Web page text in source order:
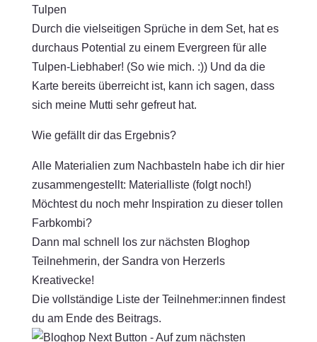
Durch die vielseitigen Sprüche in dem Set, hat es
durchaus Potential zu einem Evergreen für alle
Tulpen-Liebhaber! (So wie mich. :)) Und da die
Karte bereits überreicht ist, kann ich sagen, dass
sich meine Mutti sehr gefreut hat.
Wie gefällt dir das Ergebnis?
Alle Materialien zum Nachbasteln habe ich dir hier
zusammengestellt: Materialliste (folgt noch!)
Möchtest du noch mehr Inspiration zu dieser tollen
Farbkombi?
Dann mal schnell los zur nächsten Bloghop
Teilnehmerin, der Sandra von Herzerls
Kreativecke!
Die vollständige Liste der Teilnehmer:innen findest
du am Ende des Beitrags.